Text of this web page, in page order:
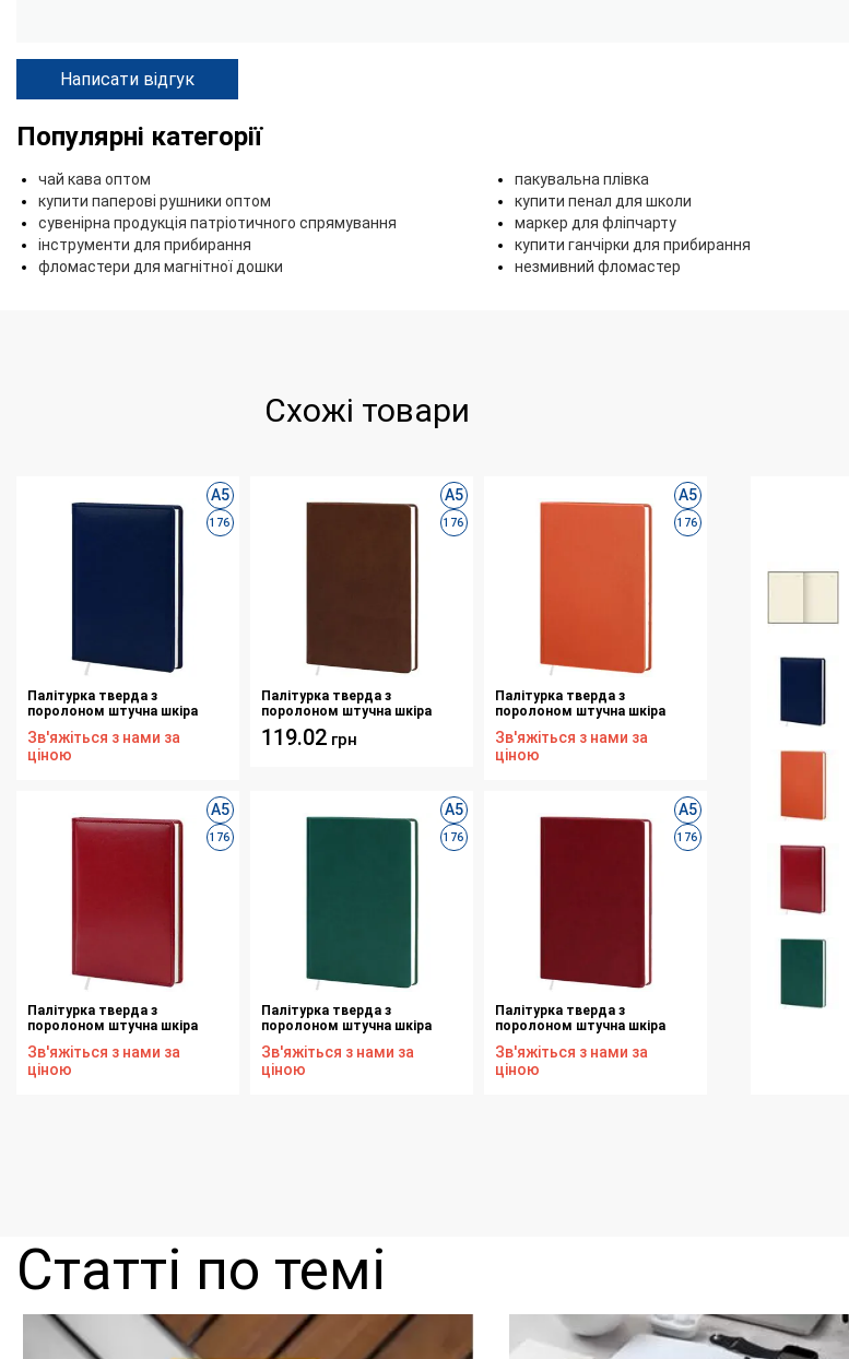
Написати відгук
Популярні категорії
чай кава оптом
купити паперові рушники оптом
сувенірна продукція патріотичного спрямування
інструменти для прибирання
фломастери для магнітної дошки
пакувальна плівка
купити пенал для школи
маркер для фліпчарту
купити ганчірки для прибирання
незмивний фломастер
Схожі товари
А5
176
Палітурка тверда з
поролоном штучна шкіра
145х202 176 аркушів
Зв'яжіться з нами за
ціною
А5
176
Палітурка тверда з
поролоном штучна шкіра
коричнева Vivella А308 для
блоку ф. 145х202 176 аркушів
119.02 грн
А5
176
Палітурка тверда з
поролоном штучна шкіра
блоку ф. 145х202 176 аркушів
Зв'яжіться з нами за
ціною
А5
176
Палітурка тверда з
поролоном штучна шкіра
блоку ф. 145х202 176 аркушів
Зв'яжіться з нами за
ціною
А5
176
Палітурка тверда з
поролоном штучна шкіра
блоку ф. 145х202 176 аркушів
Зв'яжіться з нами за
ціною
А5
176
Палітурка тверда з
поролоном штучна шкіра
ф. 145х202 176 аркушів
Зв'яжіться з нами за
ціною
Статті по темі